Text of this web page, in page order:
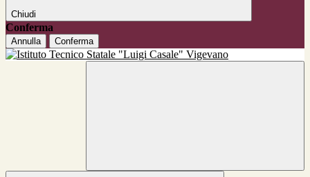
Chiudi
Conferma
Annulla Conferma